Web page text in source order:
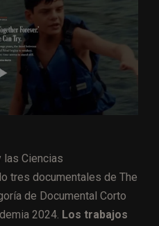
las Ciencias
tres documentales de The
de Documental Corto
2024. Los trabajos